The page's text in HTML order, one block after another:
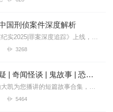
望一直保持住节目品质
国刑侦案件深度解析
全新专辑《吕鹏大案纪实2025|罪案深度追踪》上线，点击右边链接订阅收听~吕鹏大案纪实2025|罪案深度追踪_全集免费在线阅读收听下载-喜马拉雅上线福利活动...
3268
大凯故事会：悬疑 | 奇闻怪谈 | 鬼故事 | 恐怖故事
您即将收听到的是由大凯为您播讲的短篇故事合集，本专辑包涵悬疑、鬼故事、刑侦、探案、人性、奇闻、怪谈；内容丰富，欢迎订阅！私自转载必究！超精彩作品已全新发布！点击...
5464